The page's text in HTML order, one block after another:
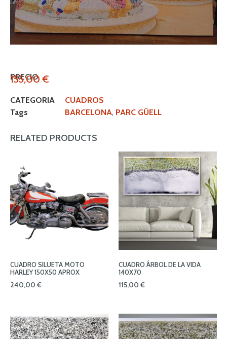
PRECIO
155,00€
CATEGORIA
CUADROS
Tags
BARCELONA, PARC GÜELL
RELATED PRODUCTS
CUADRO SILUETA MOTO
HARLEY 150X50 APROX
240,00 €
CUADRO ÁRBOL DE LA VIDA
140X70
115,00 €